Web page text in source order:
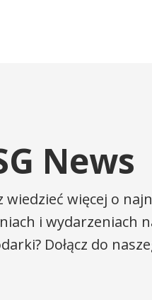
News
wiedzieć więcej o
i wydarzeniach
Dołącz do